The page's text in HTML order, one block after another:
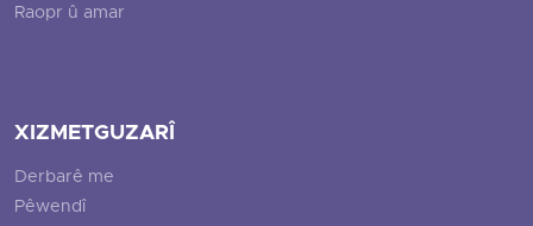
Raopr û amar
XIZMETGUZARÎ
Derbarê me
Pêwendî